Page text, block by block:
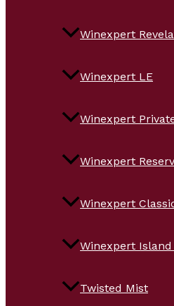
Winexpert
Winexpert LE
Winexpert
Winexpert
Winexpert
Winexpert
Twisted Mist